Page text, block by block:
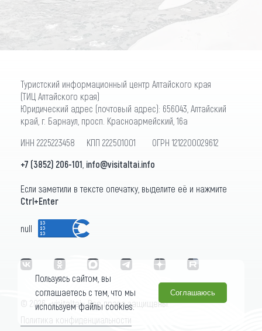
Туристский информационный центр Алтайского края
(ТИЦ Алтайского края)
Юридический адрес (почтовый адрес): 656043, Алтайский
край, г. Барнаул, просп. Красноармейский, 16а
ИНН 2225223458 КПП 222501001 ОГРН 1212200029612
+7 (3852) 206-101 info@visitaltai.info
Если заметили в тексте опечатку, выделите её и нажмите
Ctrl+Enter
null
© 2026 «visitaltai» Все права защищены.
Политика конфиденциальности
Пользуясь сайтом, вы
соглашаетесь с тем, что мы
используем файлы cookies.
Соглашаюсь